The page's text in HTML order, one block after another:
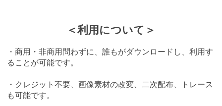
＜利用について＞
・商用・非商用問わずに、誰もがダウンロードし、利用す
ることが可能です。
・クレジット不要、画像素材の改変、二次配布、トレース
も可能です。